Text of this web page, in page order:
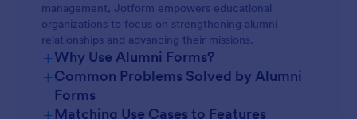
management, Jotform empowers educational
organizations to focus on strengthening alumni
relationships and advancing their missions.
+Why Use Alumni Forms?
+Common Problems Solved by Alumni
Forms
+Matching Use Cases to Features